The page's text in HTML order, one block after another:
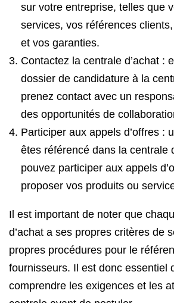
sur votre entreprise, telles que
services, vos références
et vos garanties.
Contactez la centrale d’achat :
dossier de candidature à la
prenez contact avec un
des opportunités de
Participer aux appels d’offres :
êtes référencé dans la centrale
pouvez participer aux appels
proposer vos produits ou
Il est important de noter que
d’achat a ses propres critères de
propres procédures pour le
fournisseurs. Il est donc essentiel
comprendre les exigences et les